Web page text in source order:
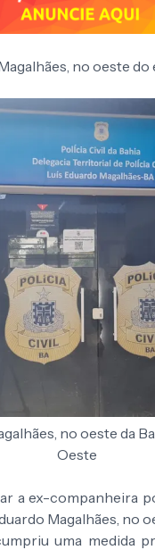
no oeste do
no oeste da
Oeste
a ex-companheira
Magalhães , no
uma medida